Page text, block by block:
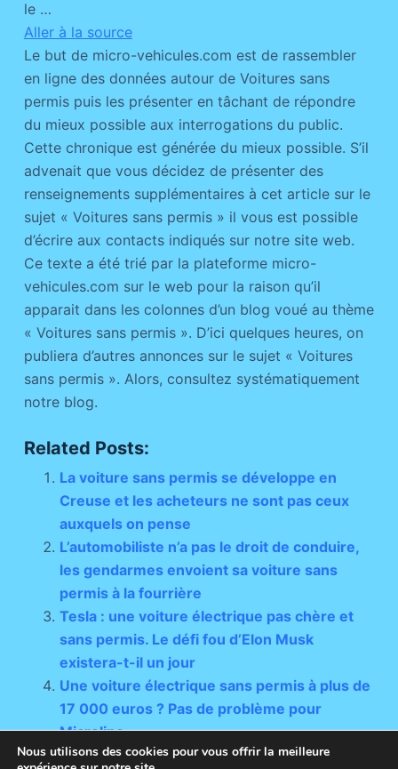
le …
Aller à la source
Le but de micro-vehicules.com est de rassembler
en ligne des données autour de Voitures sans
permis puis les présenter en tâchant de répondre
du mieux possible aux interrogations du public.
Cette chronique est générée du mieux possible. S’il
advenait que vous décidez de présenter des
renseignements supplémentaires à cet article sur le
sujet « Voitures sans permis » il vous est possible
d’écrire aux contacts indiqués sur notre site web.
Ce texte a été trié par la plateforme micro-
vehicules.com sur le web pour la raison qu’il
apparait dans les colonnes d’un blog voué au thème
« Voitures sans permis ». D’ici quelques heures, on
publiera d’autres annonces sur le sujet « Voitures
sans permis ». Alors, consultez systématiquement
notre blog.
Related Posts:
La voiture sans permis se développe en
Creuse et les acheteurs ne sont pas ceux
auxquels on pense
L’automobiliste n’a pas le droit de conduire,
les gendarmes envoient sa voiture sans
permis à la fourrière
Tesla : une voiture électrique pas chère et
sans permis. Le défi fou d’Elon Musk
existera-t-il un jour
Une voiture électrique sans permis à plus de
17 000 euros ? Pas de problème pour
Microlino
Nous utilisons des cookies pour vous offrir la meilleure